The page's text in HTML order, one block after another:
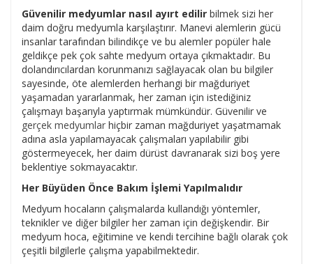
Güvenilir medyumlar nasıl ayırt edilir bilmek sizi her
daim doğru medyumla karşılaştırır. Manevi alemlerin gücü
insanlar tarafından bilindikçe ve bu alemler popüler hale
geldikçe pek çok sahte medyum ortaya çıkmaktadır. Bu
dolandırıcılardan korunmanızı sağlayacak olan bu bilgiler
sayesinde, öte alemlerden herhangi bir mağduriyet
yaşamadan yararlanmak, her zaman için istediğiniz
çalışmayı başarıyla yaptırmak mümkündür. Güvenilir ve
gerçek medyumlar hiçbir zaman mağduriyet yaşatmamak
adına asla yapılamayacak çalışmaları yapılabilir gibi
göstermeyecek, her daim dürüst davranarak sizi boş yere
beklentiye sokmayacaktır.
Her Büyüden Önce Bakım İşlemi Yapılmalıdır
Medyum hocaların çalışmalarda kullandığı yöntemler,
teknikler ve diğer bilgiler her zaman için değişkendir. Bir
medyum hoca, eğitimine ve kendi tercihine bağlı olarak çok
çeşitli bilgilerle çalışma yapabilmektedir.